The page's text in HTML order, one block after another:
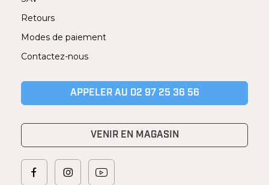
Retours
Modes de paiement
Contactez-nous
APPELER AU 02 97 25 36 56
VENIR EN MAGASIN